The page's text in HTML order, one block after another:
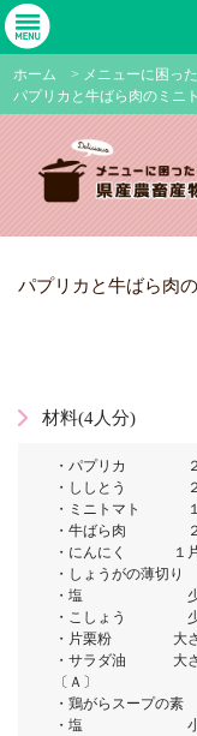
ホーム > メニューに困っ
パプリカと牛ばら肉のミニ
パプリカと牛ばら肉
材料(4人分)
・パプリカ ２
・ししとう ２
・ミニトマト １
・牛ばら肉 ２
・にんにく １
・しょうがの薄切
・塩 少
・こしょう 少
・片栗粉 大さ
・サラダ油 大さ
〔Ａ〕
・鶏がらスープの
・塩 小さ